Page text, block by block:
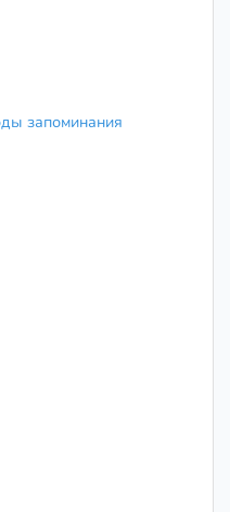
запоминания